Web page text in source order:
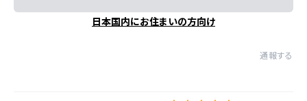
日本国内にお住まいの方向け
通報する